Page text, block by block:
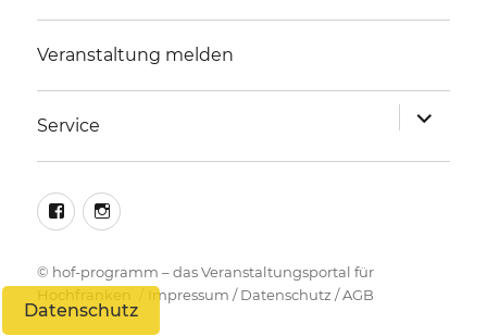
Veranstaltung melden
Service
anzeigen
facebookinstagram
© hof-programm – das Veranstaltungsportal für
Hochfranken
Impressum /Datenschutz /AGB
Datenschutz